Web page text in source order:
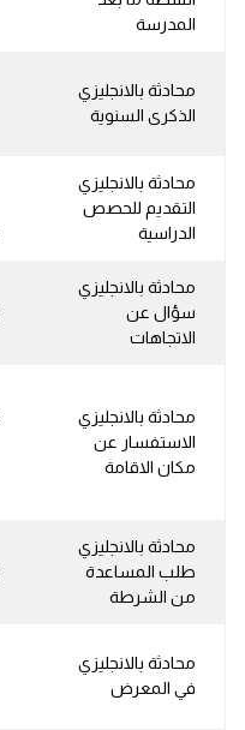
المدرسة
محادثة بالانجليزي
الذكرى السنوية
محادثة بالانجليزي
التقديم للحصص
الدراسية
محادثة بالانجليزي
سؤال عن
الاتجاهات
محادثة بالانجليزي
الاستفسار عن
مكان الاقامة
محادثة بالانجليزي
طلب المساعدة
من الشرطة
محادثة بالانجليزي
في المعرض